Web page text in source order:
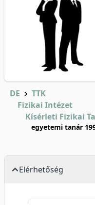
DE
TTK
Fizikai Intézet
Kísérleti Fizikai
egyetemi tanár
Elérhetőség